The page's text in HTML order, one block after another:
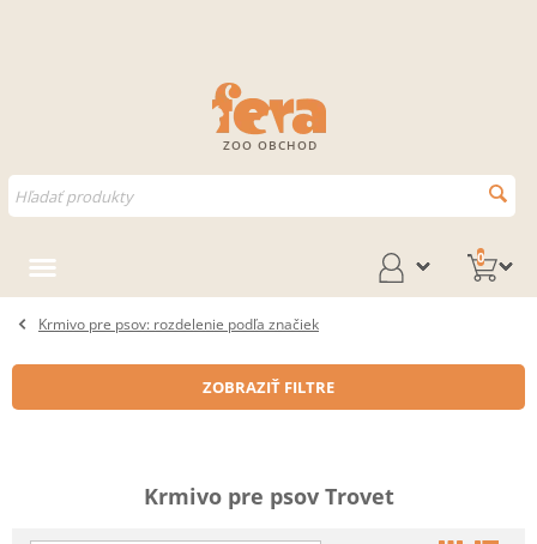
ZOO OBCHOD
0
Krmivo pre psov: rozdelenie podľa značiek
ZOBRAZIŤ FILTRE
Krmivo pre psov Trovet